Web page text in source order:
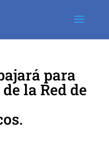
para
la Red de